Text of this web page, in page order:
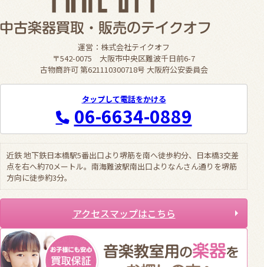
運営：株式会社テイクオフ
〒542-0075 大阪市中央区難波千日前6-7
古物商許可 第621110300718号 大阪府公安委員会
タップして電話をかける
06-6634-0889
近鉄 地下鉄日本橋駅5番出口より堺筋を南へ徒歩約分、日本橋3交差
点を右へ約70メートル。南海難波駅南出口よりなんさん通りを堺筋
方向に徒歩約3分。
アクセスマップはこちら